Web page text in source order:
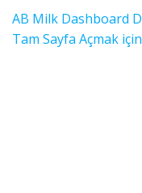
AB Milk Dashboard
Tam Sayfa Açmak için